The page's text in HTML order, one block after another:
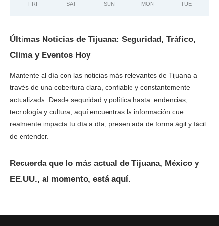
FRI SAT SUN MON TUE
Últimas Noticias de Tijuana: Seguridad, Tráfico,
Clima y Eventos Hoy
Mantente al día con las noticias más relevantes de Tijuana a
través de una cobertura clara, confiable y constantemente
actualizada. Desde seguridad y política hasta tendencias,
tecnología y cultura, aquí encuentras la información que
realmente impacta tu día a día, presentada de forma ágil y fácil
de entender.
Recuerda que lo más actual de Tijuana, México y
EE.UU., al momento, está aquí.